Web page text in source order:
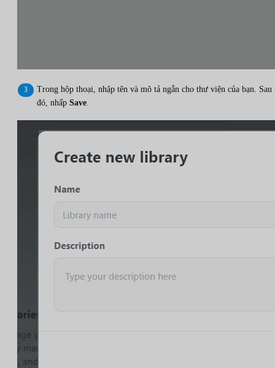
Trong hộp thoại, nhập tên và mô tả ngắn cho thư viện của bạn. Sau
đó, nhấp Save